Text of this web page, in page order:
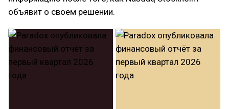
объявит о своем решении.